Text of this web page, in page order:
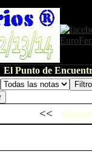
El Punto de
<<